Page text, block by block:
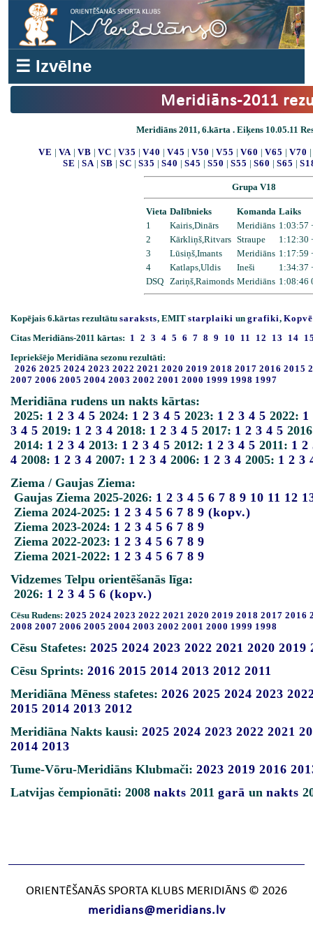
☰ Izvēlne
Meridiāns-2011
Meridiāns 2011, 6.kārta . Eiķens 10.05.11
VE | VA | VB | VC | V35 | V40 | V45 | V50 | V55 | V60 | V65 | V70 |
SE | SA| SB | SC | S35 | S40 | S45 | S50 | S55 | S60 | S65 |
Grupa V18
Vieta Dalībnieks Komanda Laiks
1
Kairis,Dinārs Meridiāns 1:03:57
2
Kārkliņš,Ritvars Straupe
1:12:30
3
Lūsiņš,Imants Meridiāns 1:17:59
4
Katlaps,Uldis Ineši
1:34:37
DSQ
Zariņš,Raimonds Meridiāns 1:08:46
Kopējais 6.kārtas rezultātu saraksts, EMIT starplaiki un grafiki,
Citas Meridiāns-2011 kārtas: 1 2 3 4 5 6 7 8 9 10 11 12 13 14
Iepriekšējo Meridiāna sezonu rezultāti:
2026 2025 2024 2023 2022 2021 2020 2019 2018 2017 2016 2015
2007 2006 2005 2004 2003 2002 2001 2000 1999 1998 1997
Meridiāna rudens un nakts kārtas:
2025: 1 2 3 4 5 2024: 1 2 3 4 5 2023: 1 2 3 4 5 2022: 1
3 4 5 2019: 1 2 3 4 2018: 1 2 3 4 5 2017: 1 2 3 4 5
2014: 1 2 3 4 2013: 1 2 3 4 5 2012: 1 2 3 4 5 2011: 1 2
4 2008: 1 2 3 4 2007: 1 2 3 4 2006: 1 2 3 4 2005: 1 2 3
Ziema / Gaujas Ziema:
Gaujas Ziema 2025-2026: 1 2 3 4 5 6 7 8 9 10 11 12
Ziema 2024-2025: 1 2 3 4 5 6 7 8 9 (kopv.)
Ziema 2023-2024: 1 2 3 4 5 6 7 8 9
Ziema 2022-2023: 1 2 3 4 5 6 7 8 9
Ziema 2021-2022: 1 2 3 4 5 6 7 8 9
Vidzemes Telpu orientēšanās līga:
2026: 1 2 3 4 5 6 (kopv.)
Cēsu Rudens: 2025 2024 2023 2022 2021 2020 2019 2018 2017 2016
2008 2007 2006 2005 2004 2003 2002 2001 2000 1999 1998
Cēsu Stafetes: 2025 2024 2023 2022 2021 2020 2019
Cēsu Sprints: 2016 2015 2014 2013 2012 2011
Meridiāna Mēness stafetes: 2026 2025 2024 2023
2015 2014 2013 2012
Meridiāna Nakts kausi: 2025 2024 2023 2022 2021
2014 2013
Tume-Vōru-Meridiāns Klubmači: 2023 2019 2016
Latvijas čempionāti: 2008 nakts 2011 garā un nakts
ORIENTĒŠANĀS SPORTA KLUBS MERIDIĀNS © 2026
meridians@meridians.lv